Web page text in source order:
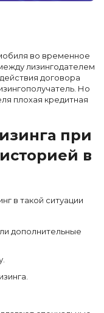
во временное
лизингодателем
договора
Но
плохая кредитная
при
в
в такой ситуации
дополнительные